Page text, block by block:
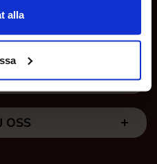
alla
OSS